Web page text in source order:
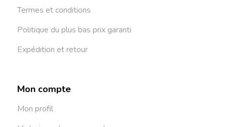
Termes et conditions
Politique du plus bas prix garanti
Expédition et retour
Mon compte
Mon profil